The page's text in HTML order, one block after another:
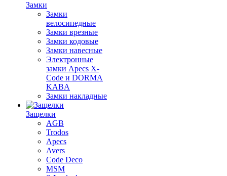
Замки
Замки
велосипедные
Замки врезные
Замки кодовые
Замки навесные
Электронные
замки Apecs X-
Code и DORMA
KABA
Замки накладные
Защелки
AGB
Trodos
Apecs
Avers
Code Deco
MSM